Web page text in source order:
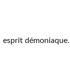
esprit démoniaque.